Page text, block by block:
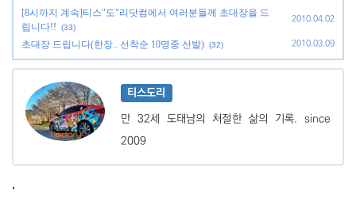
[8시까지 계속]티스"도"리닷컴에서 여러분들께 초대장을 드
립니다!!
(33)
2010.04.02
초대장 드립니다(한장.. 선착순 10명중 선발) (32) 2010.03.09
티스도리
만 32세 도태남의 처절한 삶의 기록. since
2009
,